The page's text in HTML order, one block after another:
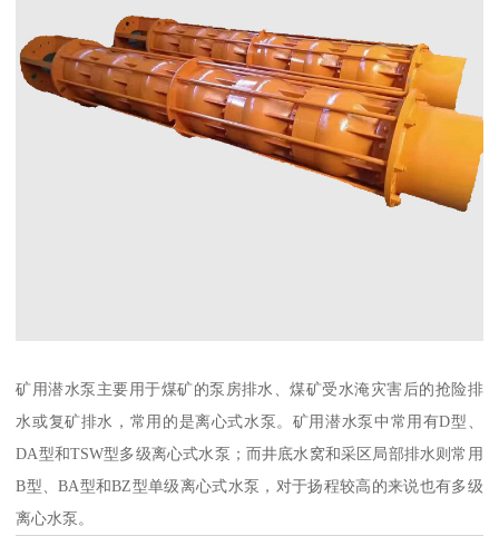
矿用潜水泵主要用于煤矿的泵房排水、煤矿受水淹灾害后的抢险排
水或复矿排水，常用的是离心式水泵。矿用潜水泵中常用有D型、
DA型和TSW型多级离心式水泵；而井底水窝和采区局部排水则常用
B型、BA型和BZ型单级离心式水泵，对于扬程较高的来说也有多级
离心水泵。